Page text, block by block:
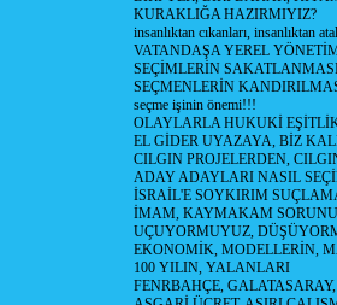
KURAKLIĞA HAZIRMIYIZ?
insanlıktan cıkanları, insanlıktan
VATANDAŞA YEREL
SEÇİMLERİN
SEÇMENLERİN
seçme işinin önemi!!!
OLAYLARLA HUKUKİ
EL GİDER UYAZAYA, BİZ
CILGIN PROJELERDEN,
ADAY ADAYLARI NASIL
İSRAİL'E SOYKIRIM
İMAM, KAYMAKAM SORUNU
UÇUYORMUYUZ,
EKONOMİK, MODELLERİN,
100 YILIN, YALANLARI
FENRBAHÇE,